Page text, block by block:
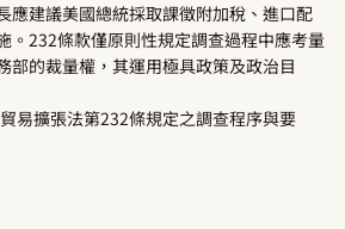
應建議美國總統採取課徵附加稅、進口配
。232條款僅原則性規定調查過程中應考量
部的裁量權，其運用極具政策及政治目
易擴張法第232條規定之調查程序與要